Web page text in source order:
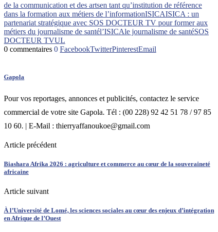
de la communication et des artsen tant qu’institution de référence
dans la formation aux métiers de l’informationISICAISICA : un
partenariat stratégique avec SOS DOCTEUR TV pour former aux
métiers du journalisme de santél’ISICAle journalisme de santéSOS
DOCTEUR TVUL
0 commentaires 0 FacebookTwitterPinterestEmail
Gapola
Pour vos reportages, annonces et publicités, contactez le service
commercial de votre site Gapola. Tél : (00 228) 92 42 51 78 / 97 85
10 60. | E-Mail : thierryaffanoukoe@gmail.com
Article précédent
Biashara Afrika 2026 : agriculture et commerce au cœur de la souveraineté
africaine
Article suivant
À l’Université de Lomé, les sciences sociales au cœur des enjeux d’intégration
en Afrique de l’Ouest